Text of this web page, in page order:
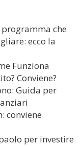
programma che
ecco la
Funziona
Conviene?
Guida per
conviene
per investire